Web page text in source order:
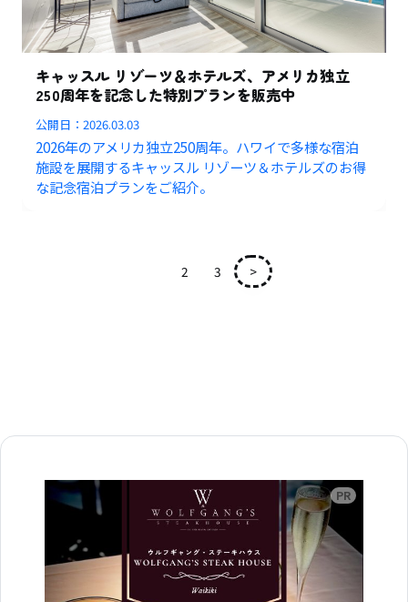
キャッスル リゾーツ＆ホテルズ、アメリカ独立
250周年を記念した特別プランを販売中
公開日：2026.03.03
2026年のアメリカ独立250周年。ハワイで多様な宿泊
施設を展開するキャッスル リゾーツ＆ホテルズのお得
な記念宿泊プランをご紹介。
2 3 >
広告